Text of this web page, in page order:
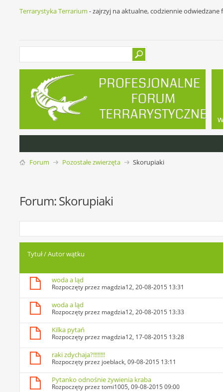
Terrarystyka Terrarium - zajrzyj na aktualne, codziennie
Forum Pozostałe zwierzęta Skorupiaki
Forum:Skorupiaki
Tytuł/Autor wątku
woda a ląd
Rozpoczęty przez magdzia12, 20-08-2015 13:31
woda a ląd
Rozpoczęty przez magdzia12, 20-08-2015 13:33
Kilka pytań
Rozpoczęty przez magdzia12, 17-08-2015 13:28
raki zdychaja?!!!!!!!!
Rozpoczęty przez joeblack, 09-08-2015 13:11
Pytanko odnośnie żywienia kraba
Rozpoczęty przeztomi1005, 09-08-2015 09:00